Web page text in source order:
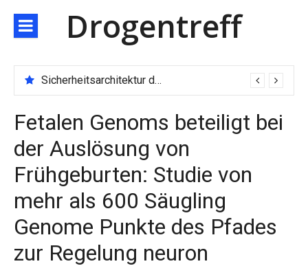
zum
Inhalt
Drogentreff
Sicherheitsarchitektur der nächsten Generation: JARXE kombiniert Multi-Wallet und MPC als Schutzschild für digitales Vertrauen
Fetalen Genoms beteiligt bei
der Auslösung von
Frühgeburten: Studie von
mehr als 600 Säugling
Genome Punkte des Pfades
zur Regelung neuron